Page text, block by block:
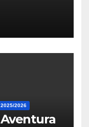
2025/2026